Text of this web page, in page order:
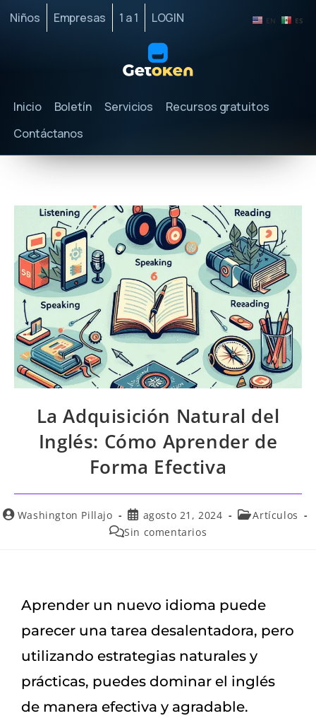
Niños Empresas 1 a 1 LOGIN
Inicio Boletín Servicios
Recursos gratuitos
Contáctanos
La Adquisición Natural del
Inglés: Cómo Aprender de
Forma Efectiva
Washington Pillajo agosto 21, 2024
Artículos
Sin comentarios
Aprender un nuevo idioma puede
parecer una tarea desalentadora, pero
utilizando estrategias naturales y
prácticas, puedes dominar el inglés
de manera efectiva y agradable.
EN ES